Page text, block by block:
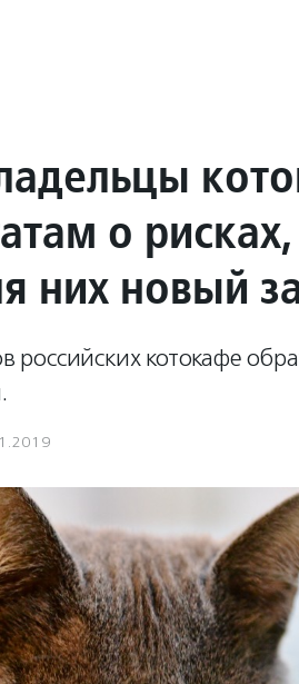
о рисках,
них новый
котокафе